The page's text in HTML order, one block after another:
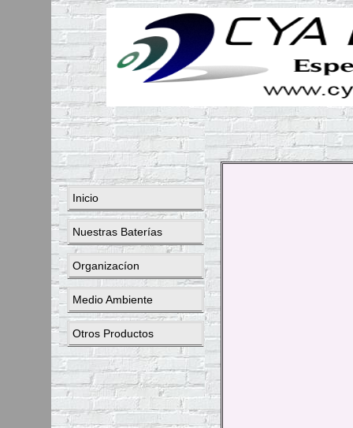
Inicio
Nuestras Baterías
Organizacíon
Medio Ambiente
Otros Productos